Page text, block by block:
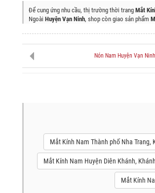
Để cung ứng nhu cầu, thị trường thời trang Mắt
Ngoài Huyện Vạn Ninh, shop còn giao sản phẩm
Nón Nam Huyện Vạn
Mắt Kính Nam Thành phố Nha Trang,
Mắt Kính Nam Huyện Diên Khánh,
Mắt Kính